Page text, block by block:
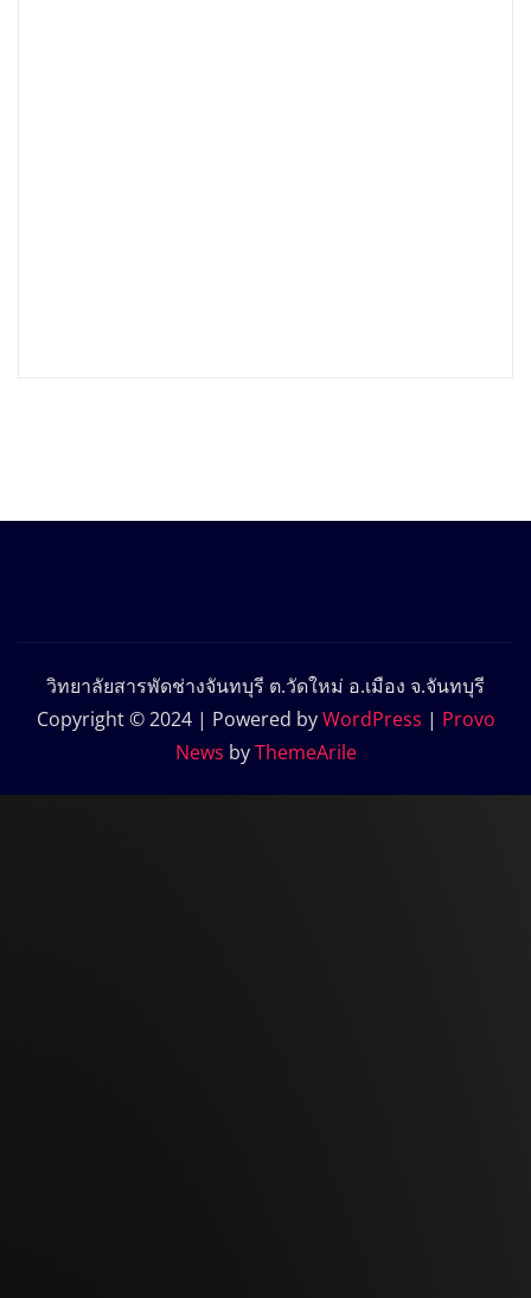
วิทยาลัยสารพัดช่างจันทบุรี ต.วัดใหม่ อ.เมือง จ.จันทบุรี
Copyright © 2024 | Powered byWordPress | Provo
News byThemeArile